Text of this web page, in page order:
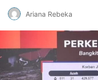
Ariana Rebeka